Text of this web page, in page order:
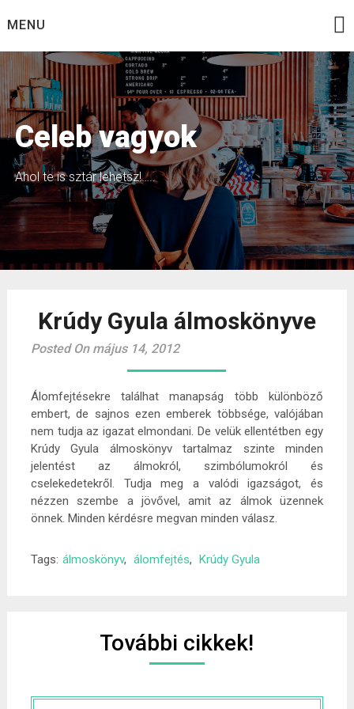
toMENU
Celeb vagyok
Ahol te is sztár lehetsz!…..
Krúdy Gyula álmoskönyve
Posted On május 14, 2012
Álomfejtésekre találhat manapság több különböző
embert, de sajnos ezen emberek többsége, valójában
nem tudja az igazat elmondani. De velük ellentétben egy
Krúdy Gyula álmoskönyv tartalmaz szinte minden
jelentést az álmokról, szimbólumokról és
cselekedetekről. Tudja meg a valódi igazságot, és
nézzen szembe a jövővel, amit az álmok üzennek
önnek. Minden kérdésre megvan minden válasz.
Tags: álmoskönyv, álomfejtés, Krúdy Gyula
További cikkek!